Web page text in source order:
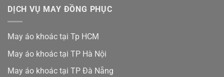
DỊCH VỤ MAY ĐỒNG PHỤC
May áo khoác tại Tp HCM
May áo khoác tại TP Hà Nội
May áo khoác tại TP Đà Nẵng